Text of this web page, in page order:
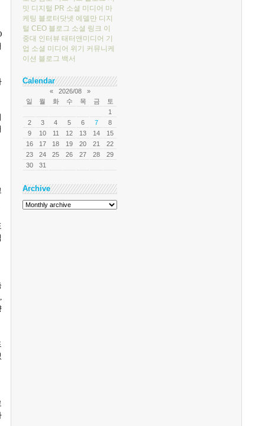
,
밋 디지털 PR 소셜 미디어 마
케팅 블로터닷넷 에델만 디지
털 CEO 블로그 소셜 링크 이
중대 인터뷰 태터앤미디어 기
업 소셜 미디어 위기 커뮤니케
이션 블로그 백서
Calendar
« 2026/08
»
일
월 화 수 목 금
토
1
2
3 4 5 6 7
8
9
10 11 12 13 14
15
16
17 18 19 20 21
22
23
24 25 26 27 28
29
30
31
Archive